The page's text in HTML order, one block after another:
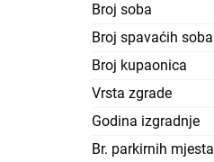
Broj soba
Broj spavaćih soba
Broj kupaonica
Vrsta zgrade
Godina izgradnje
Br. parkirnih mjesta